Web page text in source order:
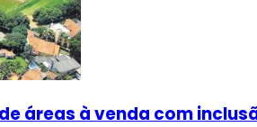
áreas à venda com